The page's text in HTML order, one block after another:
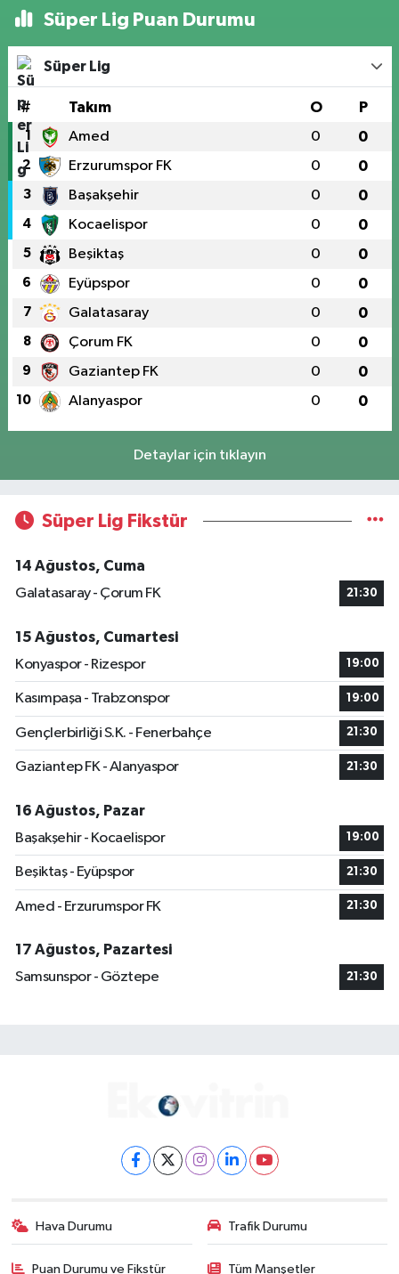
Süper Lig Puan Durumu
Süper Lig
# Takım O P
1 Amed 0 0
2 Erzurumspor FK 0 0
3 Başakşehir 0 0
4 Kocaelispor 0 0
5 Beşiktaş 0 0
6 Eyüpspor 0 0
7 Galatasaray 0 0
8 Çorum FK 0 0
9 Gaziantep FK 0 0
10 Alanyaspor 0 0
Detaylar için tıklayın
Süper Lig Fikstür
14 Ağustos, Cuma
Galatasaray - Çorum FK
21:30
15 Ağustos, Cumartesi
Konyaspor - Rizespor
19:00
Kasımpaşa - Trabzonspor 19:00
Gençlerbirliği S.K. - Fenerbahçe 21:30
Gaziantep FK - Alanyaspor 21:30
16 Ağustos, Pazar
Başakşehir - Kocaelispor
19:00
Beşiktaş - Eyüpspor 21:30
Amed - Erzurumspor FK 21:30
17 Ağustos, Pazartesi
Samsunspor - Göztepe
21:30
Hava Durumu Trafik Durumu
Puan Durumu ve Fikstür Tüm Manşetler